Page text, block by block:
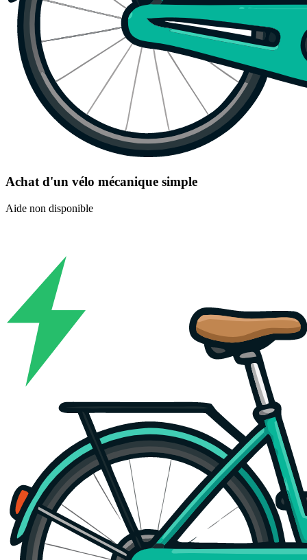
Achat d'un vélo mécanique simple
Aide non disponible